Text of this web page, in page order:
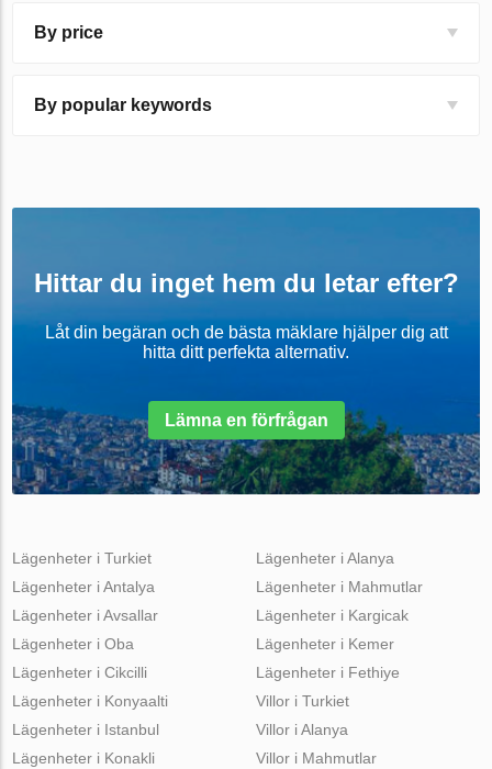
By price
By popular keywords
Hittar du inget hem du letar efter?
Låt din begäran och de bästa mäklare hjälper dig att
hitta ditt perfekta alternativ.
Lämna en förfrågan
Lägenheter i Turkiet
Lägenheter i Antalya
Lägenheter i Avsallar
Lägenheter i Oba
Lägenheter i Cikcilli
Lägenheter i Alanya
Lägenheter i Mahmutlar
Lägenheter i Kargicak
Lägenheter i Kemer
Lägenheter i Fethiye
Lägenheter i Konyaalti
Lägenheter i Istanbul
Lägenheter i Konakli
Villor i Turkiet
Villor i Alanya
Villor i Mahmutlar